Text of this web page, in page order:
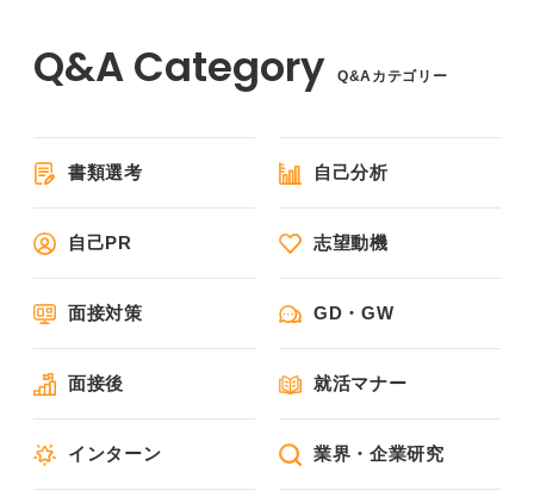
Q&Aカテゴリー
書類選考 自己分析
自己PR 志望動機
面接対策 GD・GW
面接後 就活マナー
インターン 業界・企業研究